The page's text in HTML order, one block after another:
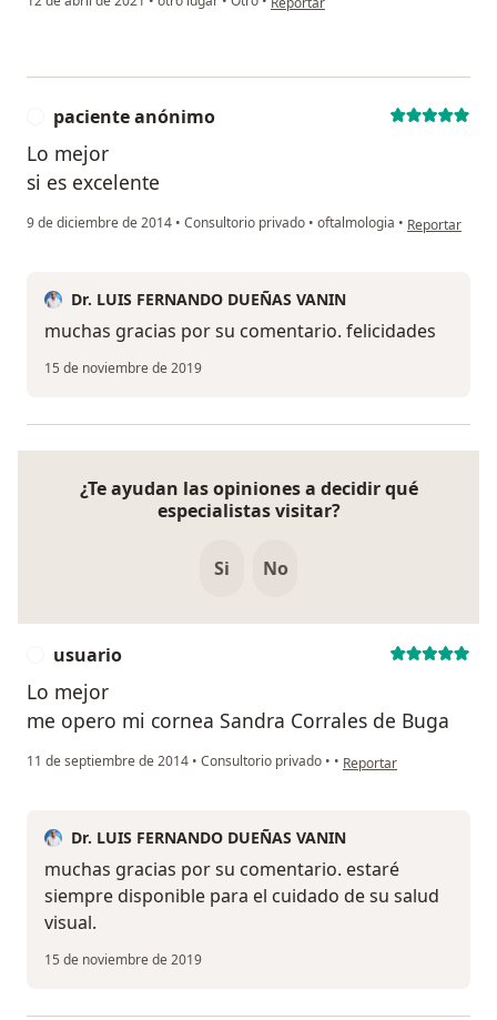
paciente anónimo
Lo mejor
si es excelente
9 de diciembre de 2014 • Consultorio privado • oftalmologia • en opinión
Reportar
Dr. LUIS FERNANDO DUEÑAS VANIN
muchas gracias por su comentario. felicidades
15 de noviembre de 2019
¿Te ayudan las opiniones a decidir qué
especialistas visitar?
Si No
usuario
Lo mejor
me opero mi cornea Sandra Corrales de Buga
11 de septiembre de 2014 • Consultorio privado • • en opinión del usuario
Reportar
Dr. LUIS FERNANDO DUEÑAS VANIN
muchas gracias por su comentario. estaré
siempre disponible para el cuidado de su salud
visual.
15 de noviembre de 2019